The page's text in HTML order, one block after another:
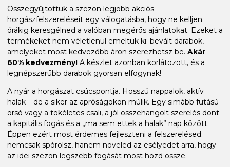
Összegyűjtöttük a szezon legjobb akciós
horgászfelszereléseit egy válogatásba, hogy ne kelljen
órákig keresgélned a valóban megérős ajánlatokat. Ezeket a
termékeket nem véletlenül emeltük ki: bevált darabok,
amelyeket most kedvezőbb áron szerezhetsz be. Akár
60% kedvezmény! A készlet azonban korlátozott, és a
legnépszerűbb darabok gyorsan elfogynak!
A nyár a horgászat csúcspontja. Hosszú nappalok, aktív
halak – de a siker az apróságokon múlik. Egy simább futású
orsó vagy a tökéletes csali, a jól összehangolt szerelés dönt
a kapitális fogás és a „ma sem ettek a halak” nap között.
Éppen ezért most érdemes fejleszteni a felszerelésed:
nemcsak spórolsz, hanem növeled az esélyedet arra, hogy
az idei szezon legszebb fogását most hozd össze.